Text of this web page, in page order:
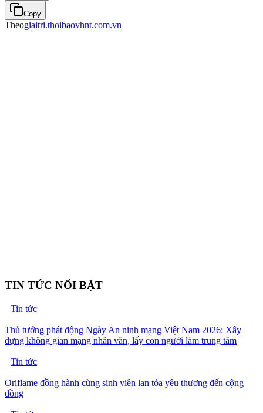
Copy
Theogiaitri.thoibaovhnt.com.vn
TIN TỨC NỔI BẬT
Tin tức
Thủ tướng phát động Ngày An ninh mạng Việt Nam 2026: Xây
dựng không gian mạng nhân văn, lấy con người làm trung tâm
Tin tức
Oriflame đồng hành cùng sinh viên lan tỏa yêu thương đến cộng
đồng